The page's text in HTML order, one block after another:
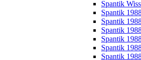
Spantik
Spantik
Spantik
Spantik
Spantik
Spantik
Spantik